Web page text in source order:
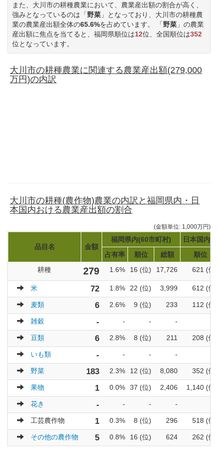
また、大川市の耕種農業において、農業産出額の割合が高く、
強みとなっているのは「野菜 」となっており、大川市の耕種農
業の農業産出額全体の65.6%を占めています。 「野菜 」の農業
産出額に焦点を当てると、福岡県順位は12位、全国順位は352
位となっています。
大川市の耕種農業に関連する農業産出額(279,000
万円)の内訳
大川市の耕種(農作物)農業の内訳と福岡県内・日
本国内おける農業産出額の割合
(金額単位: 1,000万円)
品目名 金額
福岡県内(60市町村)
日本国内
占有率
順位 総額
順位
耕種
279 1.6% 16 (位) 17,726 621 (位)
米 72 1.8% 22 (位) 3,999 612 (位)
麦類 6 2.6% 9 (位) 233 112 (位)
雑穀 - - - -
豆類 6 2.8% 8 (位) 211 208 (位)
いも類 - - - -
野菜 183 2.3% 12 (位) 8,080 352 (位)
果物 1 0.0% 37 (位) 2,406 1,140 (位)
花き - - - -
工芸農作物 1 0.3% 8 (位) 296 518 (位)
その他の農作物 5 0.8% 16 (位) 624 262 (位)